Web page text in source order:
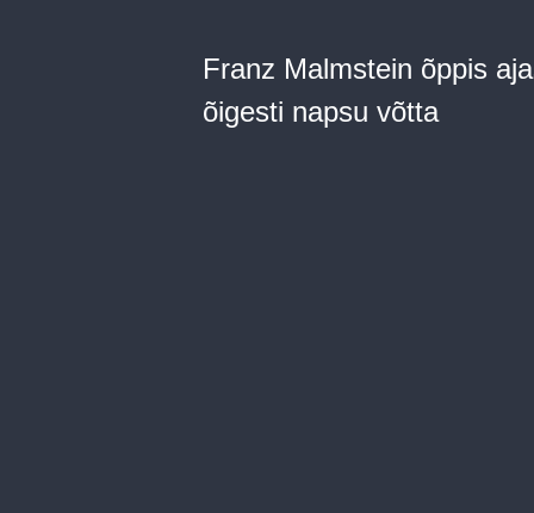
Franz Malmstein õppis
õigesti napsu võtta